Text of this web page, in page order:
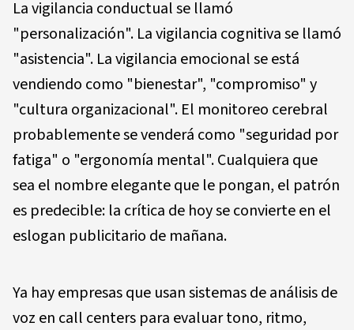
La vigilancia conductual se llamó
"personalización". La vigilancia cognitiva se llamó
"asistencia". La vigilancia emocional se está
vendiendo como "bienestar", "compromiso" y
"cultura organizacional". El monitoreo cerebral
probablemente se venderá como "seguridad por
fatiga" o "ergonomía mental". Cualquiera que
sea el nombre elegante que le pongan, el patrón
es predecible: la crítica de hoy se convierte en el
eslogan publicitario de mañana.
Ya hay empresas que usan sistemas de análisis de
voz en call centers para evaluar tono, ritmo,